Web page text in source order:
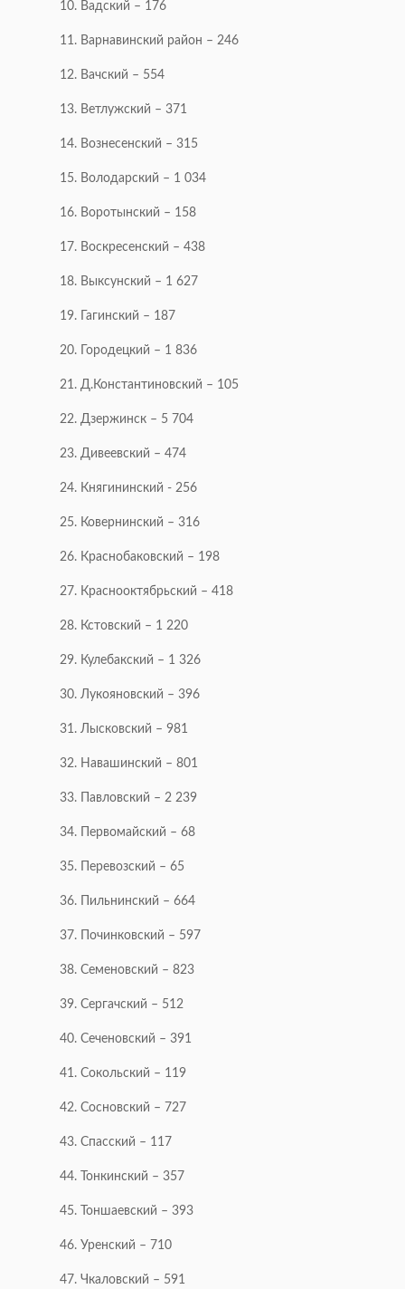
10. Вадский – 176
11. Варнавинский район – 246
12. Вачский – 554
13. Ветлужский – 371
14. Вознесенский – 315
15. Володарский – 1 034
16. Воротынский – 158
17. Воскресенский – 438
18. Выксунский – 1 627
19. Гагинский – 187
20. Городецкий – 1 836
21. Д.Константиновский – 105
22. Дзержинск – 5 704
23. Дивеевский – 474
24. Княгининский - 256
25. Ковернинский – 316
26. Краснобаковский – 198
27. Краснооктябрьский – 418
28. Кстовский – 1 220
29. Кулебакский – 1 326
30. Лукояновский – 396
31. Лысковский – 981
32. Навашинский – 801
33. Павловский – 2 239
34. Первомайский – 68
35. Перевозский – 65
36. Пильнинский – 664
37. Починковский – 597
38. Семеновский – 823
39. Сергачский – 512
40. Сеченовский – 391
41. Сокольский – 119
42. Сосновский – 727
43. Спасский – 117
44. Тонкинский – 357
45. Тоншаевский – 393
46. Уренский – 710
47. Чкаловский – 591